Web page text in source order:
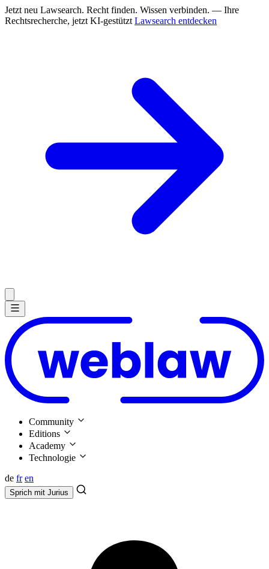
Jetzt neu Lawsearch. Recht finden. Wissen verbinden. — Ihre
Rechtsrecherche, jetzt KI-gestützt Lawsearch entdecken
Community
Editions
Academy
Technologie
de fr en
Sprich mit Jurius